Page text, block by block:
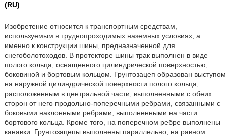
(RU)
Изобретение относится к транспортным средствам,
используемым в труднопроходимых наземных условиях, а
именно к конструкции шины, предназначенной для
снегоболотоходов. В протекторе шины трак выполнен в виде
полого кольца, оснащенного цилиндрической поверхностью,
боковиной и бортовым кольцом. Грунтозацеп образован выступом
на наружной цилиндрической поверхности полого кольца,
расположенным в центральной части, выполненными с обеих
сторон от него продольно-поперечными ребрами, связанными с
боковыми наклонными ребрами, выполненными на части
бортового кольца. Кроме того, на поперечном ребре выполнены
канавки. Грунтозацепы выполнены параллельно, на равном